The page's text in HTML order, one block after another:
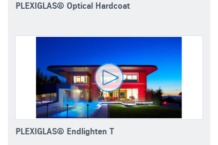
PLEXIGLAS® Optical Hardcoat
PLEXIGLAS® Endlighten T